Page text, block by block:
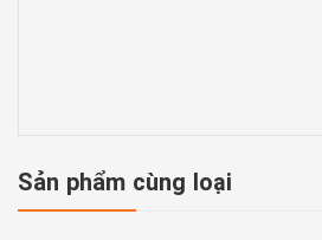
Sản phẩm cùng loại